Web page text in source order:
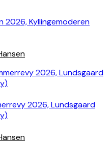
2026, Kyllingemoderen
2026, Lundsgaard